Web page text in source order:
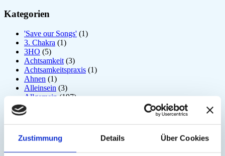
Zustimmung Details Über Cookies
Kategorien
'Save our Songs' (1)
3. Chakra (1)
3HO (5)
Achtsamkeit (3)
Achtsamkeitspraxis (1)
Ahnen (1)
Alleinsein (3)
Allgemein(197)
Amrit Vela
Angst
Arjuna(2)
Astrologie
Atem(41)
Atmung(3)